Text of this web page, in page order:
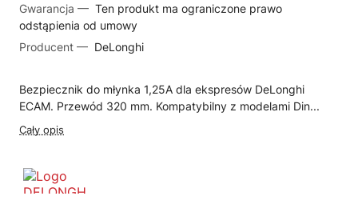
Gwarancja — Ten produkt ma ograniczone prawo
odstąpienia od umowy
Producent — DeLonghi
Bezpiecznik do młynka 1,25A dla ekspresów DeLonghi
ECAM. Przewód 320 mm. Kompatybilny z modelami Din...
Cały opis